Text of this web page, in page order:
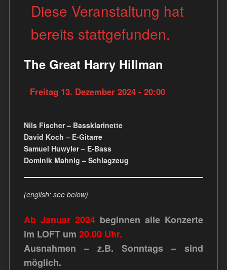
Diese Veranstaltung hat
bereits stattgefunden.
The Great Harry Hillman
Freitag 13. Dezember 2024 - 20:00
Nils Fischer – Bassklarinette
David Koch – E-Gitarre
Samuel Huwyler – E-Bass
Dominik Mahnig – Schlagzeug
(english: see below)
Ab Januar 2024 beginnen alle Konzerte
im LOFT um20.00 Uhr.
Ausnahmen – z.B. Sonntags – sind
möglich.